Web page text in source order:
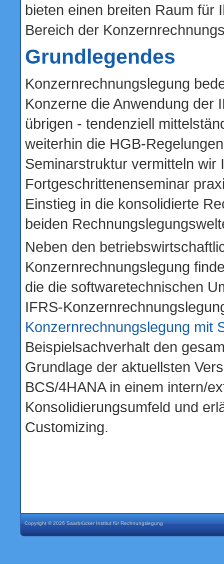
bieten einen breiten Raum für
Bereich der
Grundlegendes
Konzernrechnungslegung
Konzerne die Anwendung der
übrigen - tendenziell
weiterhin die HGB-
Seminarstruktur vermitteln
Fortgeschrittenenseminar
Einstieg in die konsolidierte
beiden
Neben den
Konzernrechnungslegung
die die softwaretechnischen
IFRS-
Konzernrechnungslegung mit
Beispielsachverhalt den
Grundlage der aktuellsten
BCS/4HANA in einem intern/
Konsolidierungsumfeld und
Customizing.
Copyright © 2026 Saarbrücker Institut für Rechnungslegung